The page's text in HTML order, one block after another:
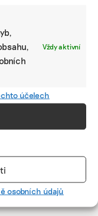
Vždy aktivní
účelech
osobních údajů
možno
jako redaktorka
médii, pokud
Karlově.